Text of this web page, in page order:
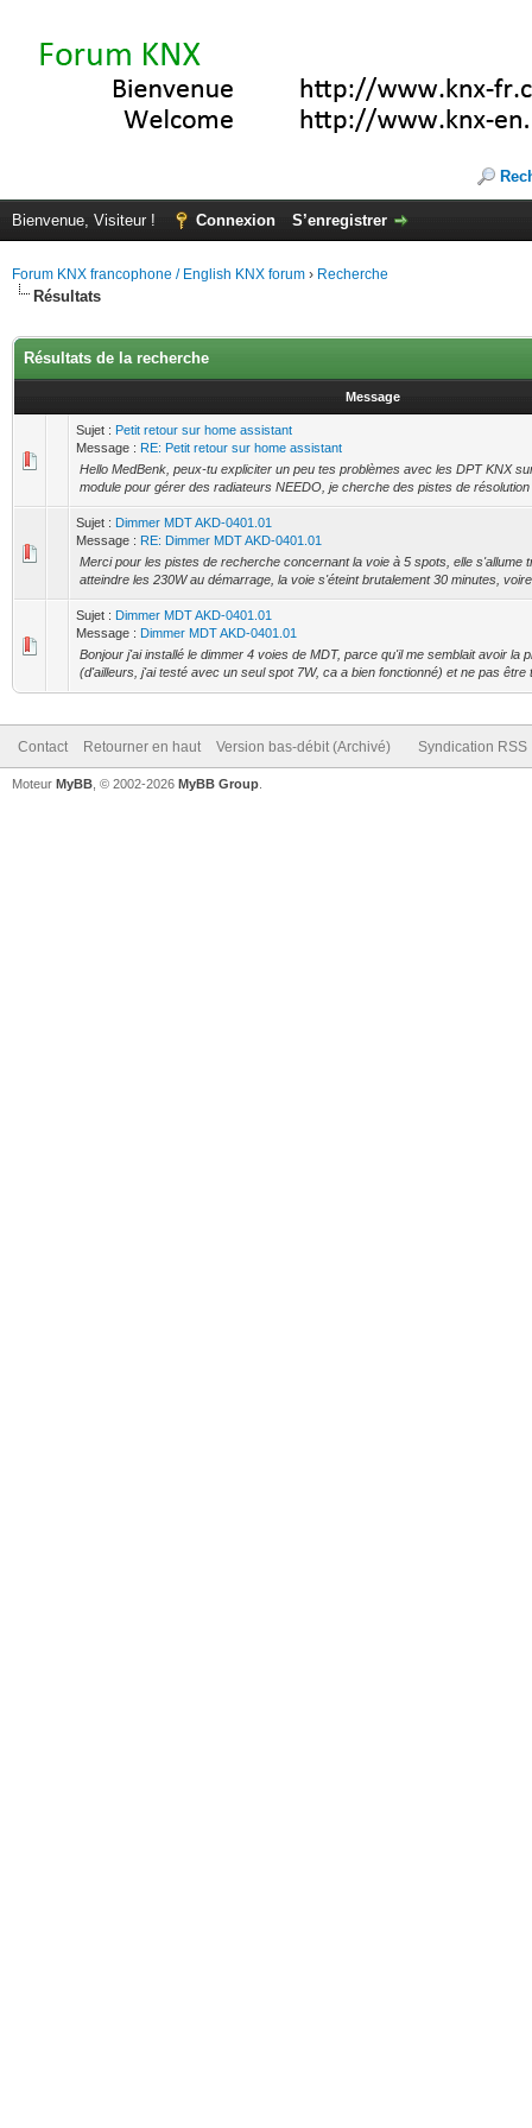
Bienvenue, Visiteur ! Connexion S’enregistrer
Forum KNX francophone / English KNX forum › Recherche
Résultats
Résultats de la recherche
Message
Sujet : Petit retour sur home assistant
Message : RE: Petit retour sur home assistant
Hello MedBenk, peux-tu expliciter un peu tes problèmes avec les DPT KNX
module pour gérer des radiateurs NEEDO, je cherche des pistes de résolution
Sujet : Dimmer MDT AKD-0401.01
Message : RE: Dimmer MDT AKD-0401.01
Merci pour les pistes de recherche concernant la voie à 5 spots, elle s'allume
atteindre les 230W au démarrage, la voie s'éteint brutalement 30 minutes,
Sujet : Dimmer MDT AKD-0401.01
Message : Dimmer MDT AKD-0401.01
Bonjour j'ai installé le dimmer 4 voies de MDT, parce qu'il me semblait avoir la
(d'ailleurs, j'ai testé avec un seul spot 7W, ca a bien fonctionné) et ne pas être
Contact Retourner en haut Version bas-débit (Archivé) Syndication RSS
Moteur MyBB , © 2002-2026 MyBB Group